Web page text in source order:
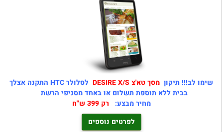
שימו לב!!! תיקון מסך טא'צ DESIRE X/S
לסלולר HTC התקנה אצלך
בבית ללא תוספת תשלום או באחד מסניפי הרשת
מחיר מבצע: רק 399 ש"ח
לפרטים נוספים